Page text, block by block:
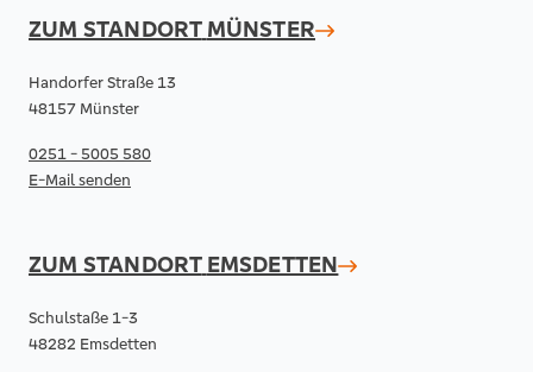
ZUM STANDORT MÜNSTER
Handorfer Straße 13
48157 Münster
0251 - 5005 580
E-Mail senden
ZUM STANDORT EMSDETTEN
Schulstaße 1-3
48282 Emsdetten